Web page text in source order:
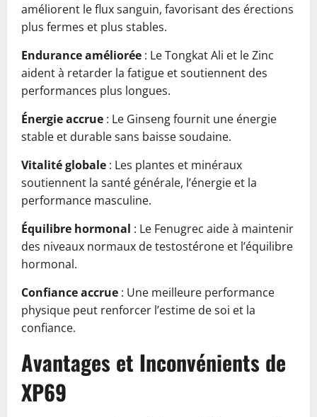
améliorent le flux sanguin, favorisant des érections
plus fermes et plus stables.
Endurance améliorée : Le Tongkat Ali et le Zinc
aident à retarder la fatigue et soutiennent des
performances plus longues.
Énergie accrue : Le Ginseng fournit une énergie
stable et durable sans baisse soudaine.
Vitalité globale : Les plantes et minéraux
soutiennent la santé générale, l’énergie et la
performance masculine.
Équilibre hormonal : Le Fenugrec aide à maintenir
des niveaux normaux de testostérone et l’équilibre
hormonal.
Confiance accrue : Une meilleure performance
physique peut renforcer l’estime de soi et la
confiance.
Avantages et Inconvénients de
XP69